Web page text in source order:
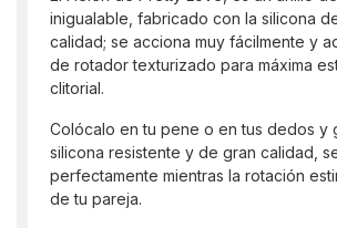
inigualable, fabricado con la silicona
calidad; se acciona muy fácilmente y
de rotador texturizado para máxima
clitorial.
Colócalo en tu pene o en tus dedos y
silicona resistente y de gran calidad,
perfectamente mientras la rotación
de tu pareja.